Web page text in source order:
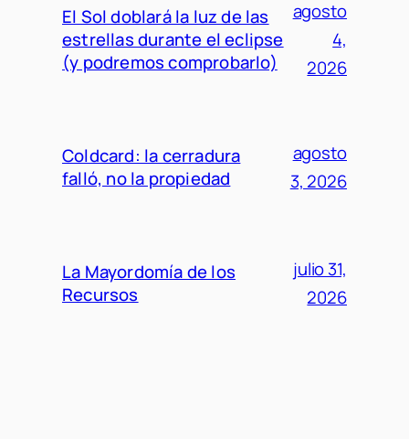
El Sol doblará la luz de las
estrellas durante el eclipse
(y podremos comprobarlo)
agosto
4,
2026
Coldcard: la cerradura
falló, no la propiedad
agosto
3, 2026
La Mayordomía de los
Recursos
julio 31,
2026